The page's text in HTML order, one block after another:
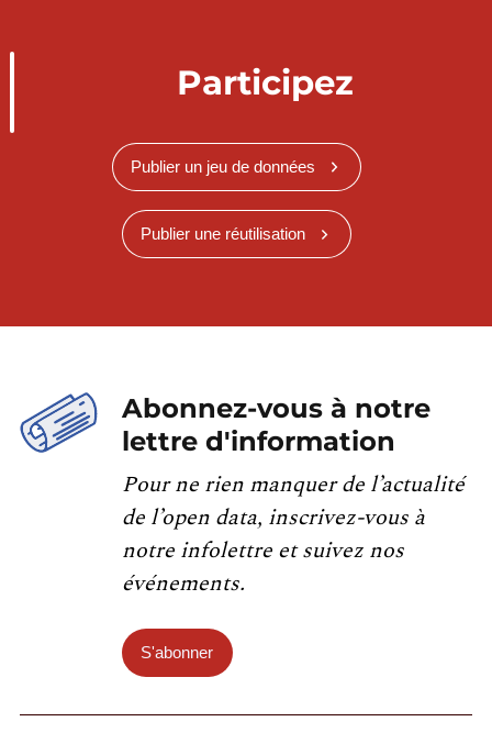
Participez
Publier un jeu de données
Publier une réutilisation
Abonnez-vous à notre
lettre d'information
Pour ne rien manquer de l’actualité
de l’open data, inscrivez-vous à
notre infolettre et suivez nos
événements.
S'abonner